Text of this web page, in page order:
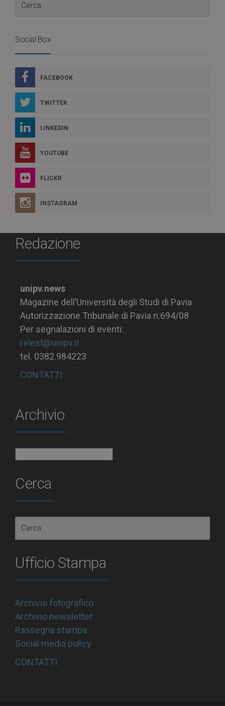
Social Box
FACEBOOK
TWITTER
LINKEDIN
YOUTUBE
FLICKR
INSTAGRAM
Redazione
unipv.news
Magazine dell’Università degli Studi di Pavia
Autorizzazione Tribunale di Pavia n.694/08
Per segnalazioni di eventi:
relest@unipv.it
tel. 0382.984223
CONTATTI
Archivio
Cerca
Ufficio Stampa
Archivio fotografico
Archivio newsletter
Rassegna stampa
Social media policy
CONTATTI